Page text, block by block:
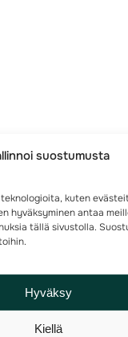
suostumusta
kuten
hyväksyminen antaa
tällä sivustolla.
Hyväksy
Kiellä